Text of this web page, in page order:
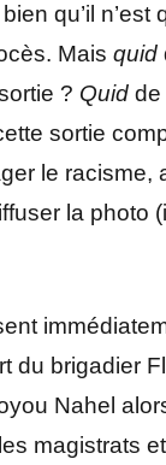
qu’il n’est
Mais quid
? Quid de
sortie
le racisme,
la photo
du brigadier
Nahel
magistrats